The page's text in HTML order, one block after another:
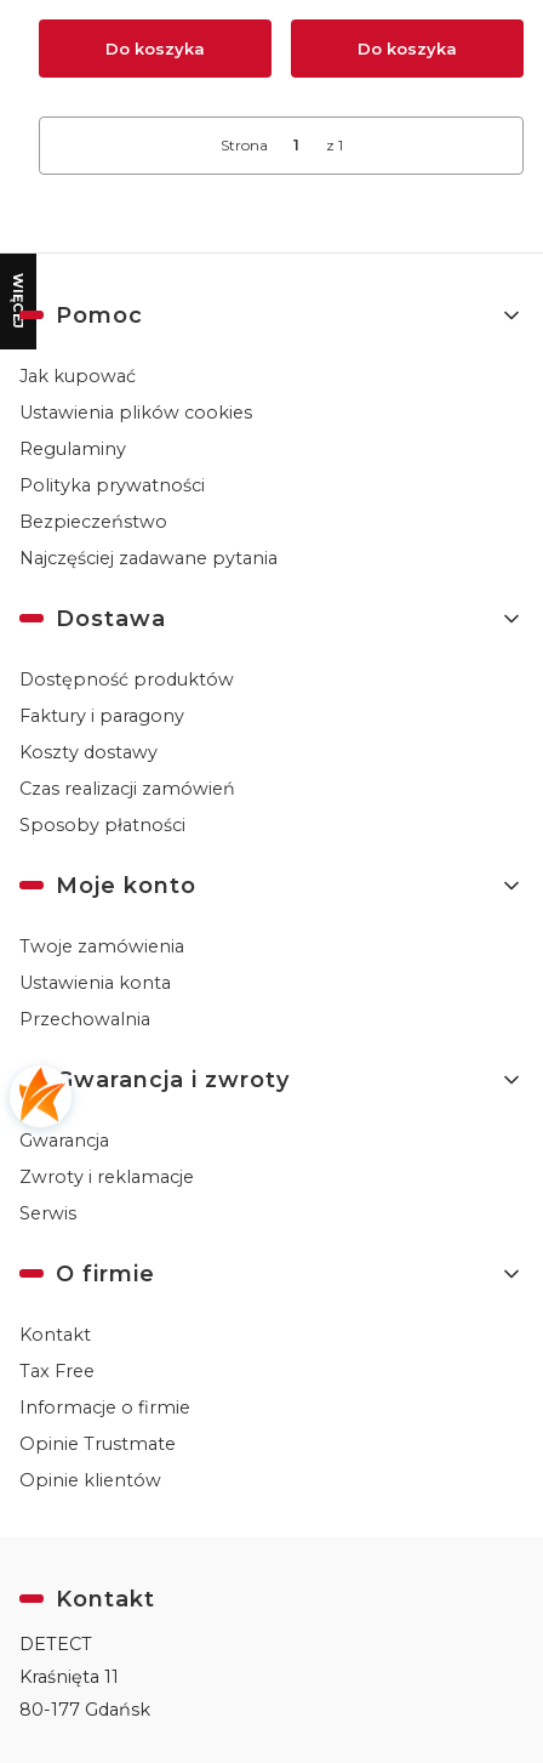
WIĘCEJ
Do koszyka Do koszyka
Strona z 1
Linki w stopce
Pomoc
Jak kupować
Ustawienia plików cookies
Regulaminy
Polityka prywatności
Bezpieczeństwo
Najczęściej zadawane pytania
Dostawa
Dostępność produktów
Faktury i paragony
Koszty dostawy
Czas realizacji zamówień
Sposoby płatności
Moje konto
Twoje zamówienia
Ustawienia konta
Przechowalnia
Gwarancja i zwroty
Gwarancja
Zwroty i reklamacje
Serwis
O firmie
Kontakt
Tax Free
Informacje o firmie
Opinie Trustmate
Opinie klientów
Kontakt
DETECT
Kraśnięta 11
80-177 Gdańsk